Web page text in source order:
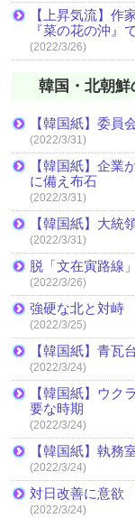
【上昇気流】作
『菜の花の沖』
(2022/3/26)
韓国・北朝
【韓国紙】委員
(2022/3/31)
【韓国紙】企
に備え布石
(2022/3/31)
【韓国紙】大統
(2022/3/31)
脱「文在寅路線
(2022/3/26)
強硬な北と対峙
(2022/3/25)
【韓国紙】青瓦
(2022/3/24)
【韓国紙】ウ
要な時期
(2022/3/24)
【韓国紙】執務
(2022/3/24)
対日改善に意欲
(2022/3/24)